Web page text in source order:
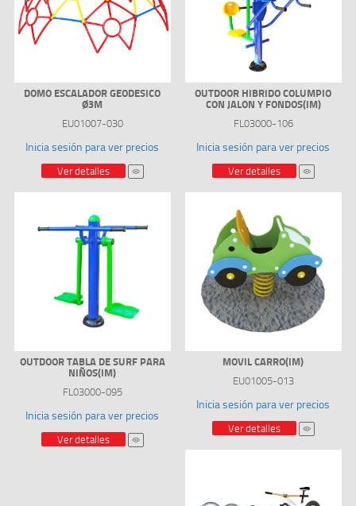
DOMO ESCALADOR GEODESICO
Ø3M
EU01007-030
Inicia sesión para ver precios
Ver detalles
OUTDOOR HIBRIDO COLUMPIO
CON JALON Y FONDOS(IM)
FL03000-106
Inicia sesión para ver precios
Ver detalles
OUTDOOR TABLA DE SURF PARA
NIÑOS(IM)
FL03000-095
Inicia sesión para ver precios
Ver detalles
MOVIL CARRO(IM)
EU01005-013
Inicia sesión para ver precios
Ver detalles